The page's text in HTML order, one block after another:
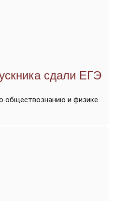
сдали ЕГЭ
обществознанию и физике.